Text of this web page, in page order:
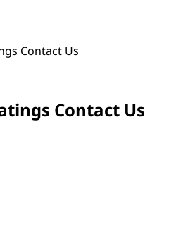
Contact Us
Contact Us